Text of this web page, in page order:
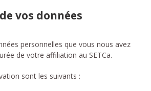
vos données
personnelles que vous nous avez
de votre affiliation au SETCa.
sont les suivants :